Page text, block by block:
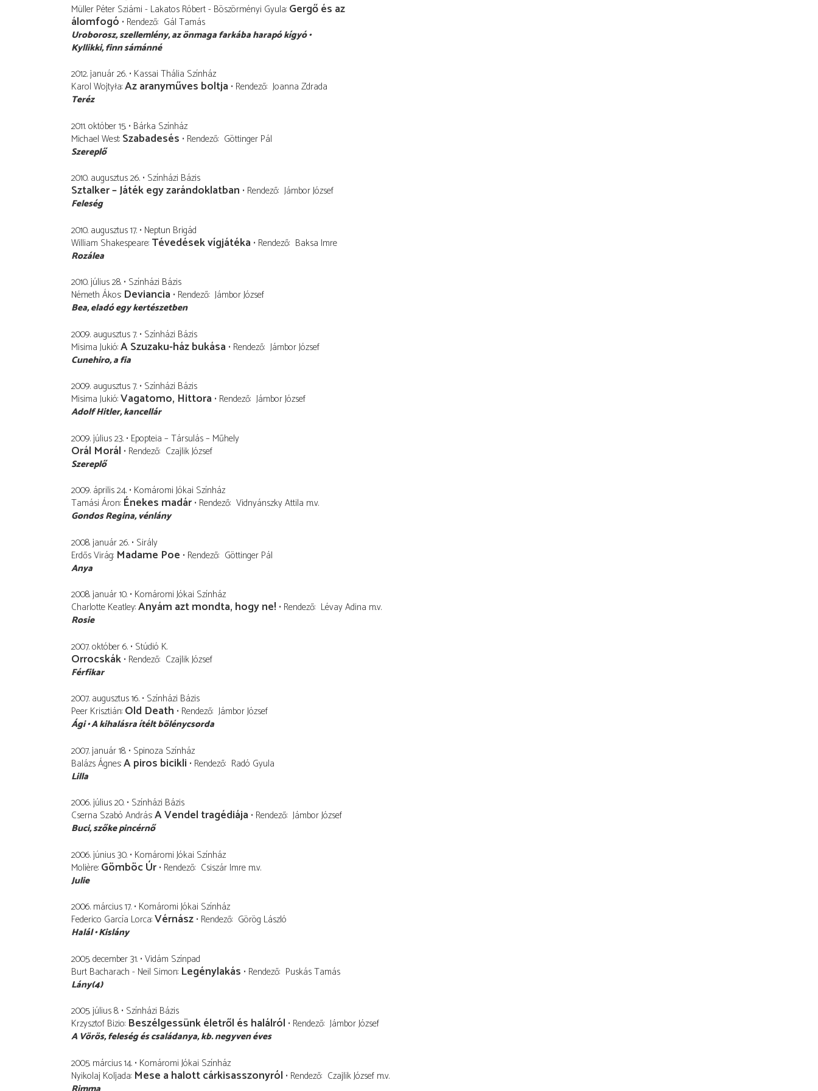
Müller Péter Sziámi - Lakatos Róbert - Böszörményi Gyula Gergő és az
álomfogó Rendező Gál Tamás
Uroborosz szellemlény, az önmaga farkába harapó kígyó
Kyllikki finn sámánné
2012. január 26. Kassai Thália Színház
Karol Wojtyła Az aranyműves boltja Rendező Joanna Zdrada
Teréz
2011. október 15. Bárka Színház
Michael West Szabadesés Rendező Göttinger Pál
Szereplő
2010. augusztus 26. Színházi Bázis
Sztalker – Játék egy zarándoklatban Rendező Jámbor József
Feleség
2010. augusztus 17. Neptun Brigád
William Shakespeare Tévedések vígjátéka Rendező Baksa Imre
Rozálea
2010. július 28. Színházi Bázis
Németh Ákos Deviancia Rendező Jámbor József
Bea eladó egy kertészetben
2009. augusztus 7. Színházi Bázis
Misima Jukió A Szuzaku-ház bukása Rendező Jámbor József
Cunehiro a fia
2009. augusztus 7. Színházi Bázis
Misima Jukió Vagatomo, Hittora Rendező Jámbor József
Adolf Hitler kancellár
2009. július 23. Epopteia – Társulás – Műhely
Orál Morál Rendező Czajlik József
Szereplő
2009. április 24. Komáromi Jókai Színház
Tamási Áron Énekes madár Rendező Vidnyánszky Attila m.v.
Gondos Regina vénlány
2008. január 26. Sirály
Erdős Virág Madame Poe Rendező Göttinger Pál
Anya
2008. január 10. Komáromi Jókai Színház
Charlotte Keatley Anyám azt mondta, hogy ne! Rendező Lévay Adina m.v.
Rosie
2007. október 6. Stúdió K.
Orrocskák Rendező Czajlik József
Férfikar
2007. augusztus 16. Színházi Bázis
Peer Krisztián Old Death Rendező Jámbor József
Ági A kihalásra ítélt bölénycsorda
2007. január 18. Spinoza Színház
Balázs Ágnes A piros bicikli Rendező Radó Gyula
Lilla
2006. július 20. Színházi Bázis
Cserna Szabó András A Vendel tragédiája Rendező Jámbor József
Buci szőke pincérnő
2006. június 30. Komáromi Jókai Színház
Molière Gömböc Úr Rendező Csiszár Imre m.v.
Julie
2006. március 17. Komáromi Jókai Színház
Federico García Lorca Vérnász Rendező Görög László
Halál Kislány
2005. december 31. Vidám Színpad
Burt Bacharach - Neil Simon Legénylakás Rendező Puskás Tamás
Lány(4)
2005. július 8. Színházi Bázis
Krzysztof Bizio Beszélgessünk életről és halálról Rendező Jámbor József
A Vörös feleség és családanya, kb. negyven éves
2005. március 14. Komáromi Jókai Színház
Nyikolaj Koljada Mese a halott cárkisasszonyról Rendező Czajlik József m.v.